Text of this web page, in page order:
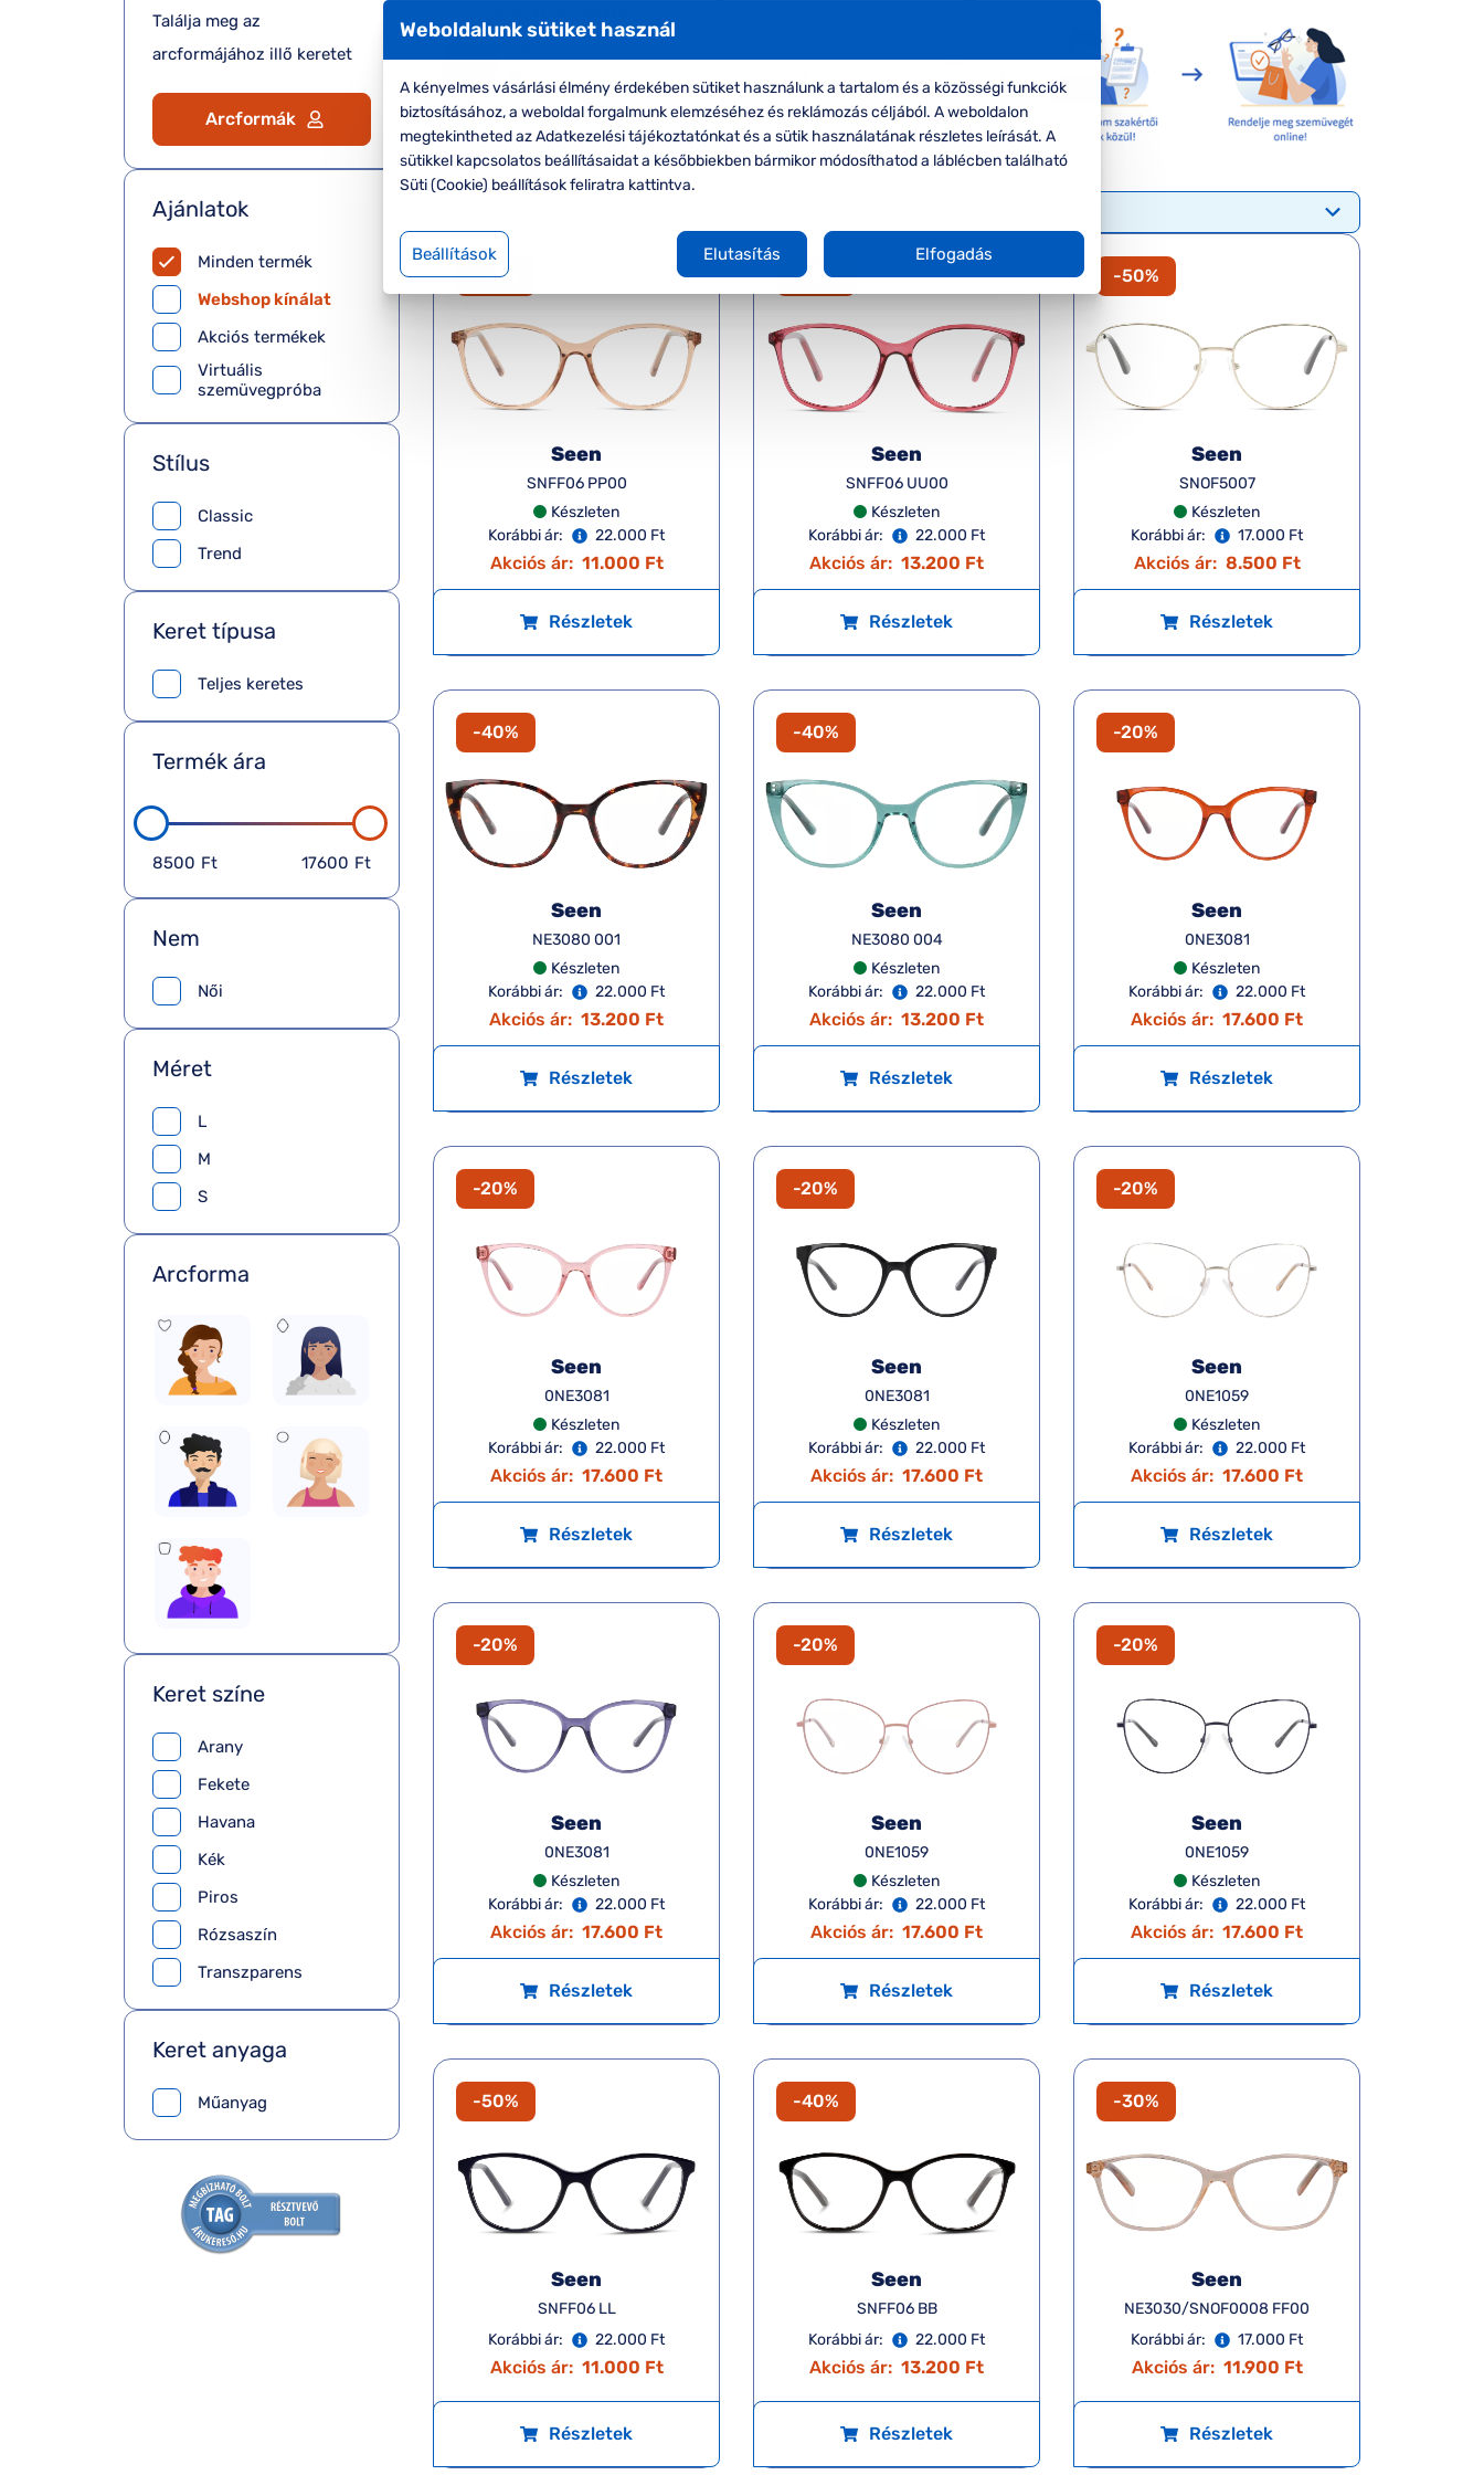
Találja meg az
arcformájához illő keretet
Arcformák
Ajánlatok
Minden termék
Webshop kínálat
Akciós termékek
Virtuális
szemüvegpróba
Stílus
Classic
Trend
Méret
L
M
S
Nem
Női
Keret anyaga
Műanyag
Keret típusa
Teljes keretes
Termék ára
8500 Ft 17600 Ft
Arcforma
Keret színe
Arany
Fekete
Havana
Kék
Piros
Rózsaszín
Transzparens
-50%
Seen
SNFF06 PP00
Készleten
Korábbi ár:
22.000 Ft
Akciós ár: 11.000 Ft
Részletek
-40%
Seen
SNFF06 UU00
Készleten
Korábbi ár:
22.000 Ft
Akciós ár: 13.200 Ft
Részletek
-50%
Seen
SNOF5007
Készleten
Korábbi ár:
17.000 Ft
Akciós ár: 8.500 Ft
Részletek
-40%
Seen
NE3080 001
Készleten
Korábbi ár:
22.000 Ft
Akciós ár: 13.200 Ft
Részletek
-40%
Seen
NE3080 004
Készleten
Korábbi ár:
22.000 Ft
Akciós ár: 13.200 Ft
Részletek
-20%
Seen
0NE3081
Készleten
Korábbi ár:
22.000 Ft
Akciós ár: 17.600 Ft
Részletek
-20%
Seen
0NE3081
Készleten
Korábbi ár:
22.000 Ft
Akciós ár: 17.600 Ft
Részletek
-20%
Seen
0NE3081
Készleten
Korábbi ár:
22.000 Ft
Akciós ár: 17.600 Ft
Részletek
-20%
Seen
0NE1059
Készleten
Korábbi ár:
22.000 Ft
Akciós ár: 17.600 Ft
Részletek
-20%
Seen
0NE3081
Készleten
Korábbi ár:
22.000 Ft
Akciós ár: 17.600 Ft
Részletek
-20%
Seen
0NE1059
Készleten
Korábbi ár:
22.000 Ft
Akciós ár: 17.600 Ft
Részletek
-20%
Seen
0NE1059
Készleten
Korábbi ár:
22.000 Ft
Akciós ár: 17.600 Ft
Részletek
-50%
Seen
SNFF06 LL
Korábbi ár:
22.000 Ft
Akciós ár: 11.000 Ft
Részletek
-40%
Seen
SNFF06 BB
Korábbi ár:
22.000 Ft
Akciós ár: 13.200 Ft
Részletek
-30%
Seen
NE3030/SNOF0008 FF00
Korábbi ár:
17.000 Ft
Akciós ár: 11.900 Ft
Részletek
Weboldalunk sütiket használ
A kényelmes vásárlási élmény érdekében sütiket használunk a tartalom és a közösségi funkciók
biztosításához, a weboldal forgalmunk elemzéséhez és reklámozás céljából. A weboldalon
megtekintheted az Adatkezelési tájékoztatónkat és a sütik használatának részletes leírását. A
sütikkel kapcsolatos beállításaidat a későbbiekben bármikor módosíthatod a láblécben található
Süti (Cookie) beállítások feliratra kattintva.
Beállítások Elutasítás Elfogadás